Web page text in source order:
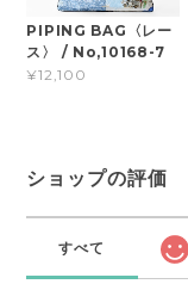
PIPING BAG〈レー
ス〉 / No,10168-7
¥12,100
ショップの評価
すべて